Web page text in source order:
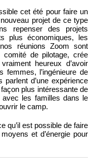
cet été pour faire un
projet de ce type
repenser des projets
plus économiques, les
réunions Zoom sont
comité de pilotage, crée
heureux d’avoir
l’ingénieure de
parlent d’une expérience
plus intéressante de
les familles dans le
le camp.
qu’il est possible de faire
et d’énergie pour